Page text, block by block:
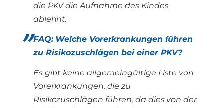
die PKV die Aufnahme des Kindes
ablehnt.
FAQ: Welche Vorerkrankungen führen
zu Risikozuschlägen bei einer PKV?
Es gibt keine allgemeingültige Liste von
Vorerkrankungen, die zu
Risikozuschlägen führen, da dies von der